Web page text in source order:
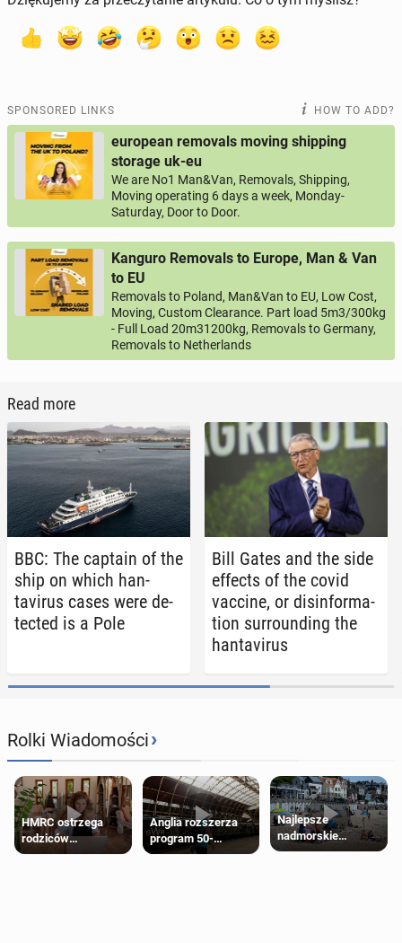
SPONSORED LINKS HOW TO ADD?
european removals moving shipping
storage uk-eu
We are No1 Man&Van, Removals, Shipping,
Moving operating 6 days a week, Monday-
Saturday, Door to Door.
Kanguro Removals to Europe, Man & Van
to EU
Removals to Poland, Man&Van to EU, Low Cost,
Moving, Custom Clearance. Part load 5m3/300kg
- Full Load 20m31200kg, Removals to Germany,
Removals to Netherlands
Read more
BBC: The captain of the
ship on which han­
tavirus cases were de­
tect­ed is a Pole
Bill Gates and the side
effects of the covid
vaccine, or dis­in­for­ma­
tion sur­round­ing the
han­tavirus
Rolki Wiadomości›
HMRC ostrzega
rodziców
pobierających Child
Anglia rozszerza
program 50-
procentowych
Najlepsze
nadmorskie
miasteczko blisko